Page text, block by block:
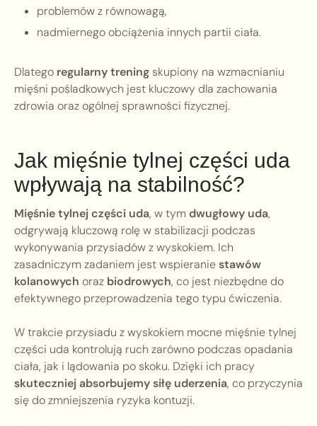
problemów z równowagą,
nadmiernego obciążenia innych partii ciała.
Dlatego regularny trening skupiony na wzmacnianiu
mięśni pośladkowych jest kluczowy dla zachowania
zdrowia oraz ogólnej sprawności fizycznej.
Jak mięśnie tylnej części uda
wpływają na stabilność?
Mięśnie tylnej części uda, w tym dwugłowy uda,
odgrywają kluczową rolę w stabilizacji podczas
wykonywania przysiadów z wyskokiem. Ich
zasadniczym zadaniem jest wspieraniestawów
kolanowych oraz biodrowych, co jest niezbędne do
efektywnego przeprowadzenia tego typu ćwiczenia.
W trakcie przysiadu z wyskokiem mocne mięśnie tylnej
części uda kontrolują ruch zarówno podczas opadania
ciała, jak i lądowania po skoku. Dzięki ich pracy
skuteczniej absorbujemy siłę uderzenia, co przyczynia
się do zmniejszenia ryzyka kontuzji.